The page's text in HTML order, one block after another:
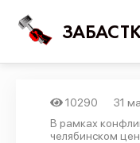
10290
31
В рамках
челябинском